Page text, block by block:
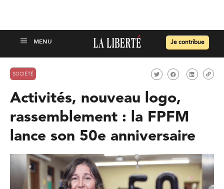
Je contribue
SOCIÉTÉ
Activités, nouveau logo,
rassemblement : la FPFM
lance son 50e anniversaire